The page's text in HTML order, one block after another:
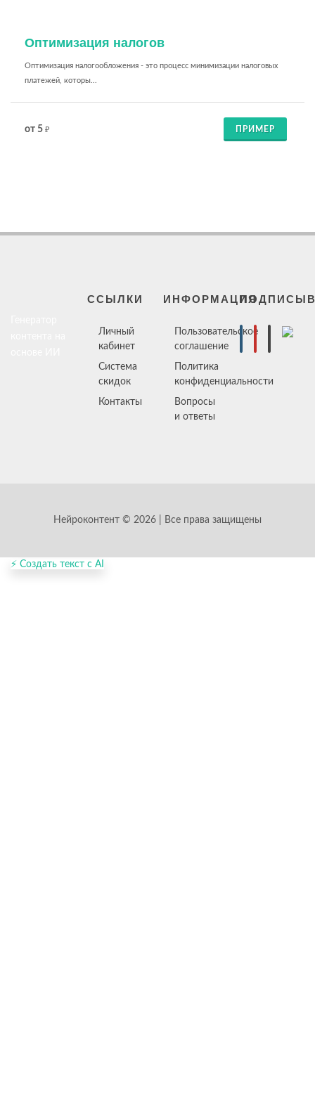
Оптимизация налогов
Оптимизация налогообложения - это процесс минимизации налоговых
платежей, которы...
от 5 ₽ ПРИМЕР
ССЫЛКИ
Личный
кабинет
Система
скидок
Контакты
ИНФОРМАЦИЯ
Пользовательское
соглашение
Политика
конфиденциальности
Вопросы
и ответы
Нейроконтент © 2026 | Все права защищены
⚡ Создать текст с AI